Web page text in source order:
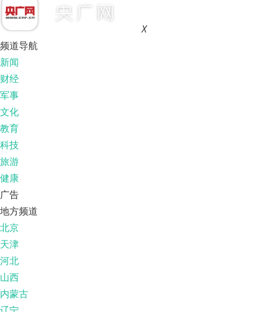
X
频道导航
新闻
财经
军事
文化
教育
科技
旅游
健康
广告
地方频道
北京
天津
河北
山西
内蒙古